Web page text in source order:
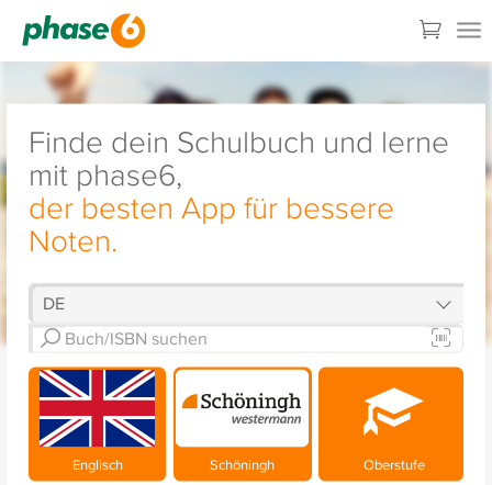
Finde dein Schulbuch und lerne
mit phase6,
der besten App für bessere
Noten.
Englisch Schöningh Oberstufe